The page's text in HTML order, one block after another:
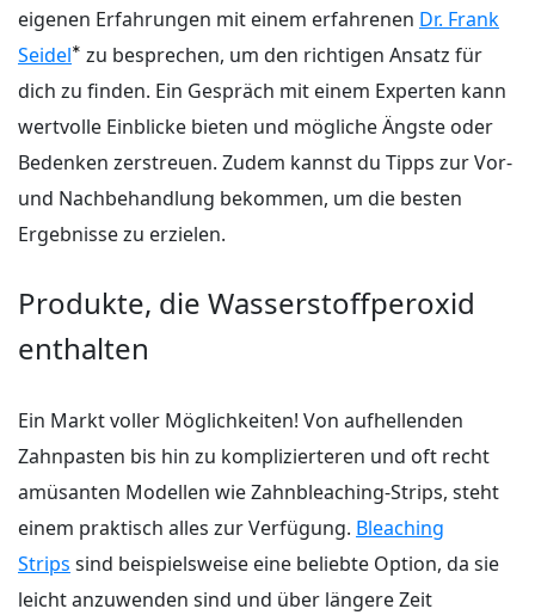
eigenen Erfahrungen mit einem erfahrenen Dr. Frank
Seidel* zu besprechen, um den richtigen Ansatz für
dich zu finden. Ein Gespräch mit einem Experten kann
wertvolle Einblicke bieten und mögliche Ängste oder
Bedenken zerstreuen. Zudem kannst du Tipps zur Vor-
und Nachbehandlung bekommen, um die besten
Ergebnisse zu erzielen.
Produkte, die Wasserstoffperoxid
enthalten
Ein Markt voller Möglichkeiten! Von aufhellenden
Zahnpasten bis hin zu komplizierteren und oft recht
amüsanten Modellen wie Zahnbleaching-Strips, steht
einem praktisch alles zur Verfügung. Bleaching
Strips sind beispielsweise eine beliebte Option, da sie
leicht anzuwenden sind und über längere Zeit